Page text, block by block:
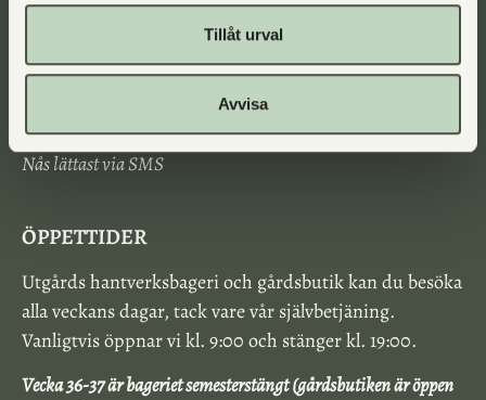
Tillåt urval
Avvisa
KONTAKTA OSS
0705417474
Nås lättast via SMS
ÖPPETTIDER
Utgårds hantverksbageri och gårdsbutik kan du besöka
alla veckans dagar, tack vare vår självbetjäning.
Vanligtvis öppnar vi kl. 9:00 och stänger kl. 19:00.
Vecka 36-37 är bageriet semesterstängt (gårdsbutiken är öppen